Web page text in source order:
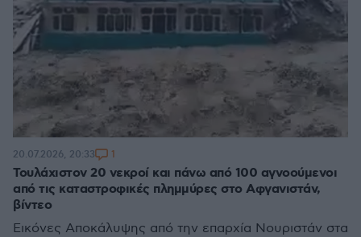
Τουλάχιστον 20 νεκροί και πάνω από 100 αγνοούμενοι
από τις καταστροφικές πλημμύρες στο Αφγανιστάν,
βίντεο
Εικόνες Αποκάλυψης από την επαρχία Νουριστάν στα
20.07.2026, 20:33 1